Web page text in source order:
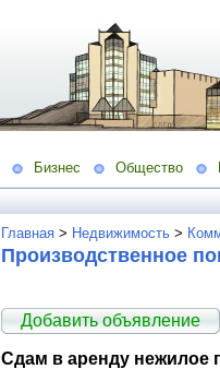
Бизнес Общество
Главная > Недвижимость >
Производственное
Добавить объявление
Сдам в аренду